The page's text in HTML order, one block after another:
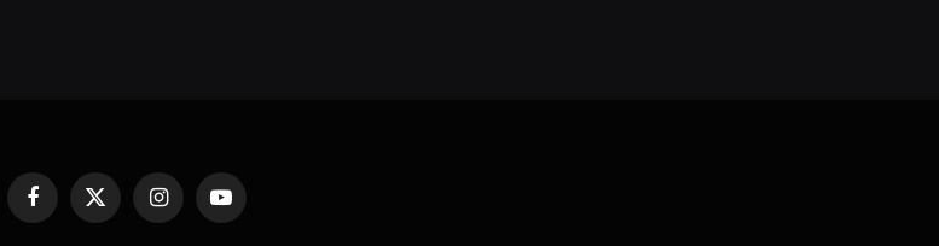
Facebook
X
(Twitter)
InstagramYouTube